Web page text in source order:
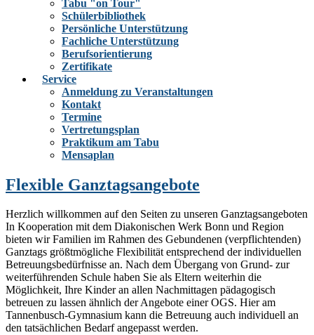
Tabu "on Tour"
Schülerbibliothek
Persönliche Unterstützung
Fachliche Unterstützung
Berufsorientierung
Zertifikate
Service
Anmeldung zu Veranstaltungen
Kontakt
Termine
Vertretungsplan
Praktikum am Tabu
Mensaplan
Flexible Ganztagsangebote
Herzlich willkommen auf den Seiten zu unseren Ganztagsangeboten
In Kooperation mit dem Diakonischen Werk Bonn und Region
bieten wir Familien im Rahmen des Gebundenen (verpflichtenden)
Ganztags größtmögliche Flexibilität entsprechend der individuellen
Betreuungsbedürfnisse an. Nach dem Übergang von Grund- zur
weiterführenden Schule haben Sie als Eltern weiterhin die
Möglichkeit, Ihre Kinder an allen Nachmittagen pädagogisch
betreuen zu lassen ähnlich der Angebote einer OGS. Hier am
Tannenbusch-Gymnasium kann die Betreuung auch individuell an
den tatsächlichen Bedarf angepasst werden.